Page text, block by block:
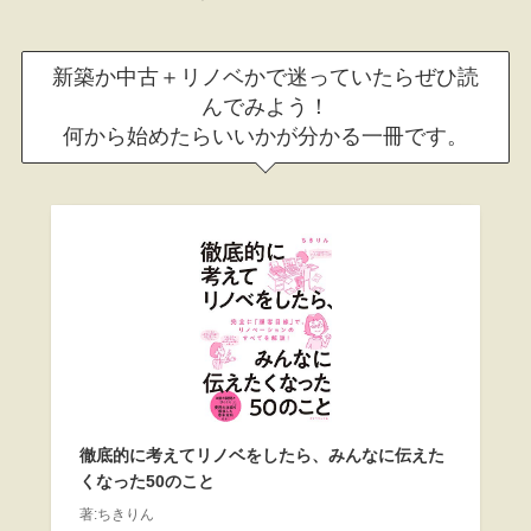
新築か中古＋リノベかで迷っていたらぜひ読
んでみよう！
何から始めたらいいかが分かる一冊です。
徹底的に考えてリノベをしたら、みんなに伝えた
くなった50のこと
著:ちきりん